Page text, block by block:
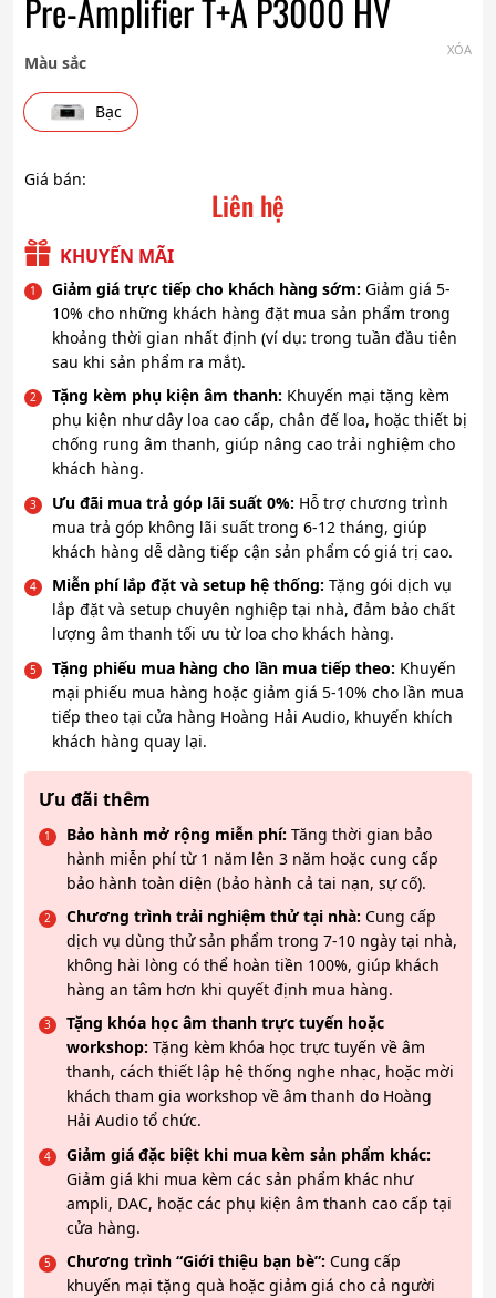
Pre-Amplifier T+A P3000 HV
Màu sắc
Bạc
XÓA
Giá bán:
Liên hệ
KHUYẾN MÃI
Giảm giá trực tiếp cho khách hàng sớm: Giảm giá 5-
10% cho những khách hàng đặt mua sản phẩm trong
khoảng thời gian nhất định (ví dụ: trong tuần đầu tiên
sau khi sản phẩm ra mắt).
Tặng kèm phụ kiện âm thanh: Khuyến mại tặng kèm
phụ kiện như dây loa cao cấp, chân đế loa, hoặc thiết bị
chống rung âm thanh, giúp nâng cao trải nghiệm cho
khách hàng.
Ưu đãi mua trả góp lãi suất 0%: Hỗ trợ chương trình
mua trả góp không lãi suất trong 6-12 tháng, giúp
khách hàng dễ dàng tiếp cận sản phẩm có giá trị cao.
Miễn phí lắp đặt và setup hệ thống: Tặng gói dịch vụ
lắp đặt và setup chuyên nghiệp tại nhà, đảm bảo chất
lượng âm thanh tối ưu từ loa cho khách hàng.
Tặng phiếu mua hàng cho lần mua tiếp theo: Khuyến
mại phiếu mua hàng hoặc giảm giá 5-10% cho lần mua
tiếp theo tại cửa hàng Hoàng Hải Audio, khuyến khích
khách hàng quay lại.
Ưu đãi thêm
Bảo hành mở rộng miễn phí: Tăng thời gian bảo
hành miễn phí từ 1 năm lên 3 năm hoặc cung cấp
bảo hành toàn diện (bảo hành cả tai nạn, sự cố).
Chương trình trải nghiệm thử tại nhà: Cung cấp
dịch vụ dùng thử sản phẩm trong 7-10 ngày tại nhà,
không hài lòng có thể hoàn tiền 100%, giúp khách
hàng an tâm hơn khi quyết định mua hàng.
Tặng khóa học âm thanh trực tuyến hoặc
workshop: Tặng kèm khóa học trực tuyến về âm
thanh, cách thiết lập hệ thống nghe nhạc, hoặc mời
khách tham gia workshop về âm thanh do Hoàng
Hải Audio tổ chức.
Giảm giá đặc biệt khi mua kèm sản phẩm khác:
Giảm giá khi mua kèm các sản phẩm khác như
ampli, DAC, hoặc các phụ kiện âm thanh cao cấp tại
cửa hàng.
Chương trình “Giới thiệu bạn bè”: Cung cấp
khuyến mại tặng quà hoặc giảm giá cho cả người